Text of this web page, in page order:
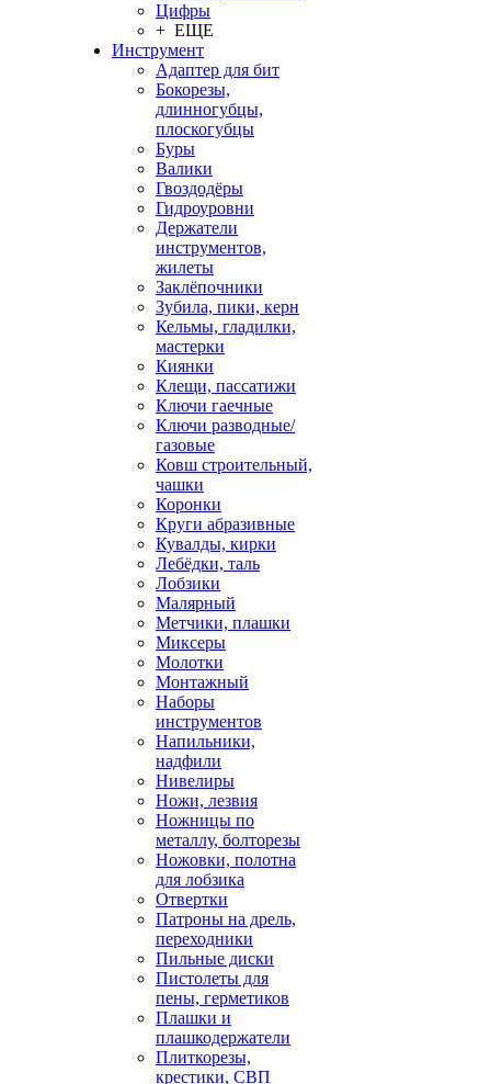
Цифры
+ ЕЩЕ
Инструмент
Адаптер для бит
Бокорезы,
длинногубцы,
плоскогубцы
Буры
Валики
Гвоздодёры
Гидроуровни
Держатели
инструментов,
жилеты
Заклёпочники
Зубила, пики, керн
Кельмы, гладилки,
мастерки
Киянки
Клещи, пассатижи
Ключи гаечные
Ключи разводные/
газовые
Ковш строительный,
чашки
Коронки
Круги абразивные
Кувалды, кирки
Лебёдки, таль
Лобзики
Малярный
Метчики, плашки
Миксеры
Молотки
Монтажный
Наборы
инструментов
Напильники,
надфили
Нивелиры
Ножи, лезвия
Ножницы по
металлу, болторезы
Ножовки, полотна
для лобзика
Отвертки
Патроны на дрель,
переходники
Пильные диски
Пистолеты для
пены, герметиков
Плашки и
плашкодержатели
Плиткорезы,
крестики, СВП